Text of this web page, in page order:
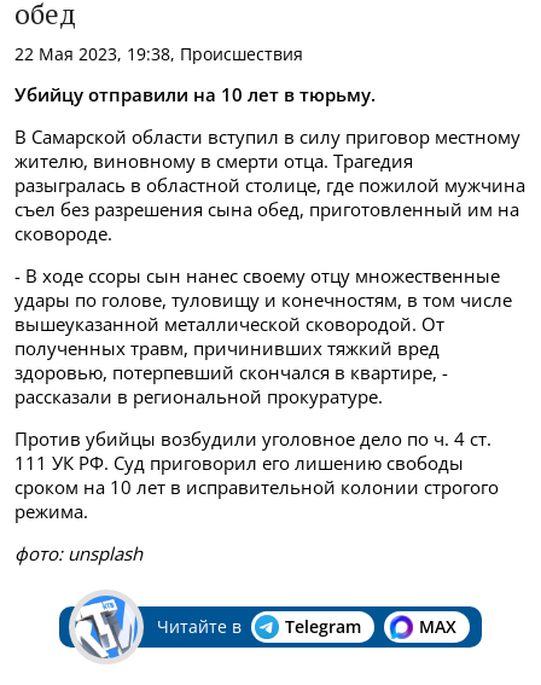
обед
22 Мая 2023, 19:38, Происшествия
Убийцу отправили на 10 лет в тюрьму.
В Самарской области вступил в силу приговор местному
жителю, виновному в смерти отца. Трагедия
разыгралась в областной столице, где пожилой мужчина
съел без разрешения сына обед, приготовленный им на
сковороде.
- В ходе ссоры сын нанес своему отцу множественные
удары по голове, туловищу и конечностям, в том числе
вышеуказанной металлической сковородой. От
полученных травм, причинивших тяжкий вред
здоровью, потерпевший скончался в квартире, -
рассказали в региональной прокуратуре.
Против убийцы возбудили уголовное дело по ч. 4 ст.
111 УК РФ. Суд приговорил его лишению свободы
сроком на 10 лет в исправительной колонии строгого
режима.
фото: unsplash
Читайте в Telegram MAX